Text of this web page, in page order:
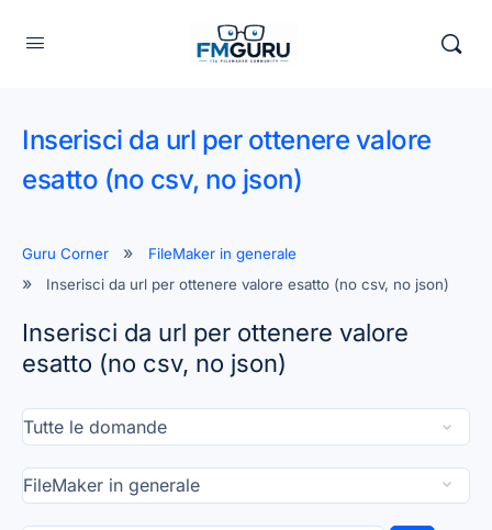
Inserisci da url per ottenere valore
esatto (no csv, no json)
Guru Corner
FileMaker in generale
Inserisci da url per ottenere valore esatto (no csv, no json)
Inserisci da url per ottenere valore
esatto (no csv, no json)